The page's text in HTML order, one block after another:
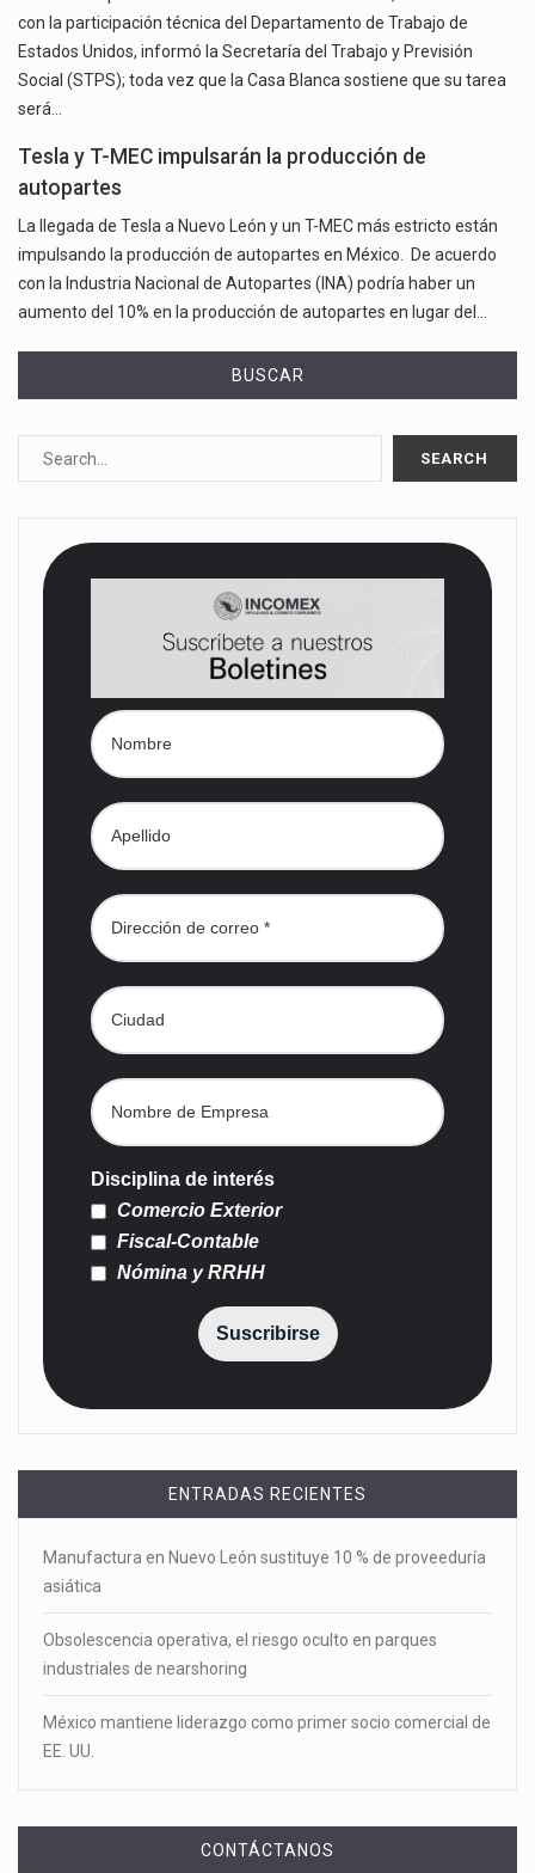
con la participación técnica del Departamento de Trabajo de
Estados Unidos, informó la Secretaría del Trabajo y Previsión
Social (STPS); toda vez que la Casa Blanca sostiene que su tarea
será…
Tesla y T-MEC impulsarán la producción de
autopartes
La llegada de Tesla a Nuevo León y un T-MEC más estricto están
impulsando la producción de autopartes en México. De acuerdo
con la Industria Nacional de Autopartes (INA) podría haber un
aumento del 10% en la producción de autopartes en lugar del…
BUSCAR
Disciplina de interés
Comercio Exterior
Fiscal-Contable
Nómina y RRHH
Suscribirse
ENTRADAS RECIENTES
Manufactura en Nuevo León sustituye 10 % de proveeduría
asiática
Obsolescencia operativa, el riesgo oculto en parques
industriales de nearshoring
México mantiene liderazgo como primer socio comercial de
EE. UU.
CONTÁCTANOS